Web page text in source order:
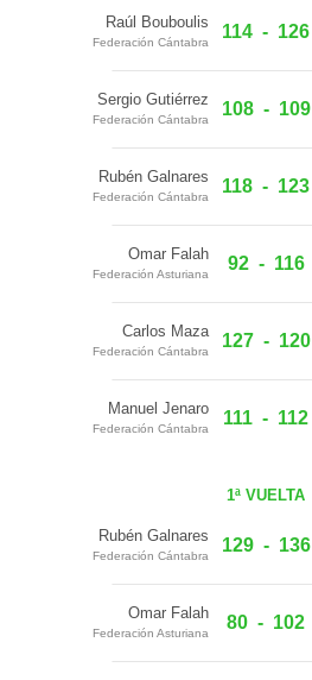
Raúl Bouboulis
Federación Cántabra
114 - 126
Sergio Gutiérrez
Federación Cántabra
108 - 109
Rubén Galnares
Federación Cántabra
118 - 123
Omar Falah
Federación Asturiana
92 - 116
Carlos Maza
Federación Cántabra
127 - 120
Manuel Jenaro
Federación Cántabra
111 - 112
1ª VUELTA
Rubén Galnares
Federación Cántabra
129 - 136
Omar Falah
Federación Asturiana
80 - 102